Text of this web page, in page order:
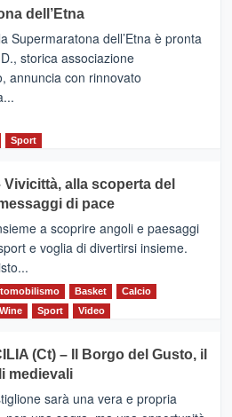
dell’Etna
Supermaratona dell’Etna è pronta
storica associazione
annuncia con rinnovato
Sport
Vivicittà, alla scoperta del
di pace
a scoprire angoli e paesaggi
e voglia di divertirsi insieme.
Basket
Calcio
Sport Video
(Ct) – Il Borgo del Gusto, il
medievali
sarà una vera e propria